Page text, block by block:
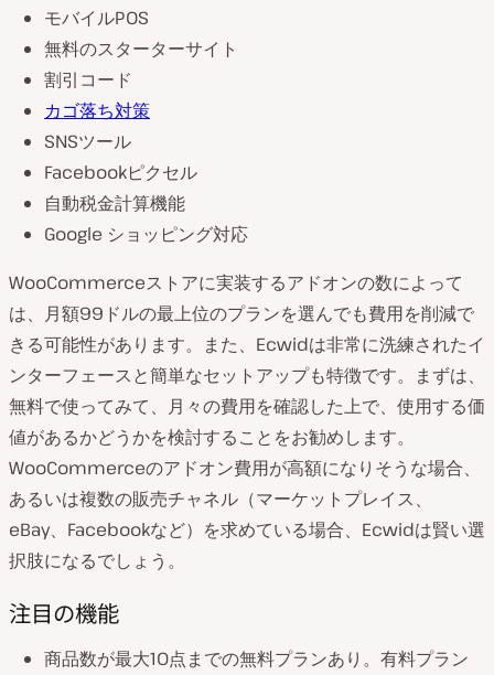
モバイルPOS
無料のスターターサイト
割引コード
カゴ落ち対策
SNSツール
Facebookピクセル
自動税金計算機能
Google ショッピング対応
WooCommerceストアに実装するアドオンの数によって
は、月額99ドルの最上位のプランを選んでも費用を削減で
きる可能性があります。また、Ecwidは非常に洗練されたイ
ンターフェースと簡単なセットアップも特徴です。まずは、
無料で使ってみて、月々の費用を確認した上で、使用する価
値があるかどうかを検討することをお勧めします。
WooCommerceのアドオン費用が高額になりそうな場合、
あるいは複数の販売チャネル（マーケットプレイス、
eBay、Facebookなど）を求めている場合、Ecwidは賢い選
択肢になるでしょう。
注目の機能
商品数が最大10点までの無料プランあり。有料プラン